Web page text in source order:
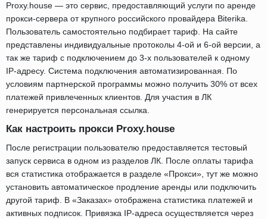
Proxy.house — это сервис, предоставляющий услуги по аренде
прокси-сервера от крупного российского провайдера Biterika.
Пользователь самостоятельно подбирает тариф. На сайте
представлены индивидуальные протоколы 4-ой и 6-ой версии, а
так же тариф с подключением до 3-х пользователей к одному
IP-адресу. Система подключения автоматизированная. По
условиям партнерской программы можно получить 30% от всех
платежей привлеченных клиентов. Для участия в ЛК
генерируется персональная ссылка.
Как настроить прокси Proxy.house
После регистрации пользователю предоставляется тестовый
запуск сервиса в одном из разделов ЛК. После оплаты тарифа
вся статистика отображается в разделе «Прокси», тут же можно
установить автоматическое продление аренды или подключить
другой тариф. В «Заказах» отображена статистика платежей и
активных подписок. Привязка IP-адреса осуществляется через